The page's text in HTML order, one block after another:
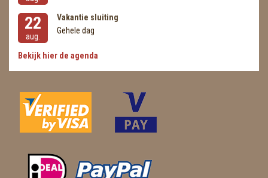
22
aug.
Vakantie sluiting
Gehele dag
Bekijk hier de agenda